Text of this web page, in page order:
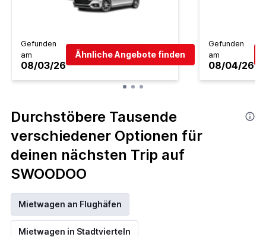
Gefunden
am
08/03/26
Ähnliche Angebote finden
Gefunden
am
08/04/26
Durchstöbere Tausende
verschiedener Optionen für
deinen nächsten Trip auf
SWOODOO
Mietwagen an Flughäfen
Mietwagen in Stadtvierteln